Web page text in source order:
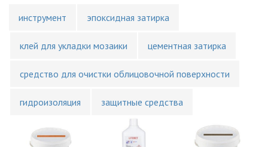
инструмент эпоксидная затирка
клей для укладки мозаики цементная затирка
средство для очистки облицовочной поверхности
гидроизоляция защитные средства